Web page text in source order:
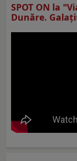
SPOT ON la
Dunăre.